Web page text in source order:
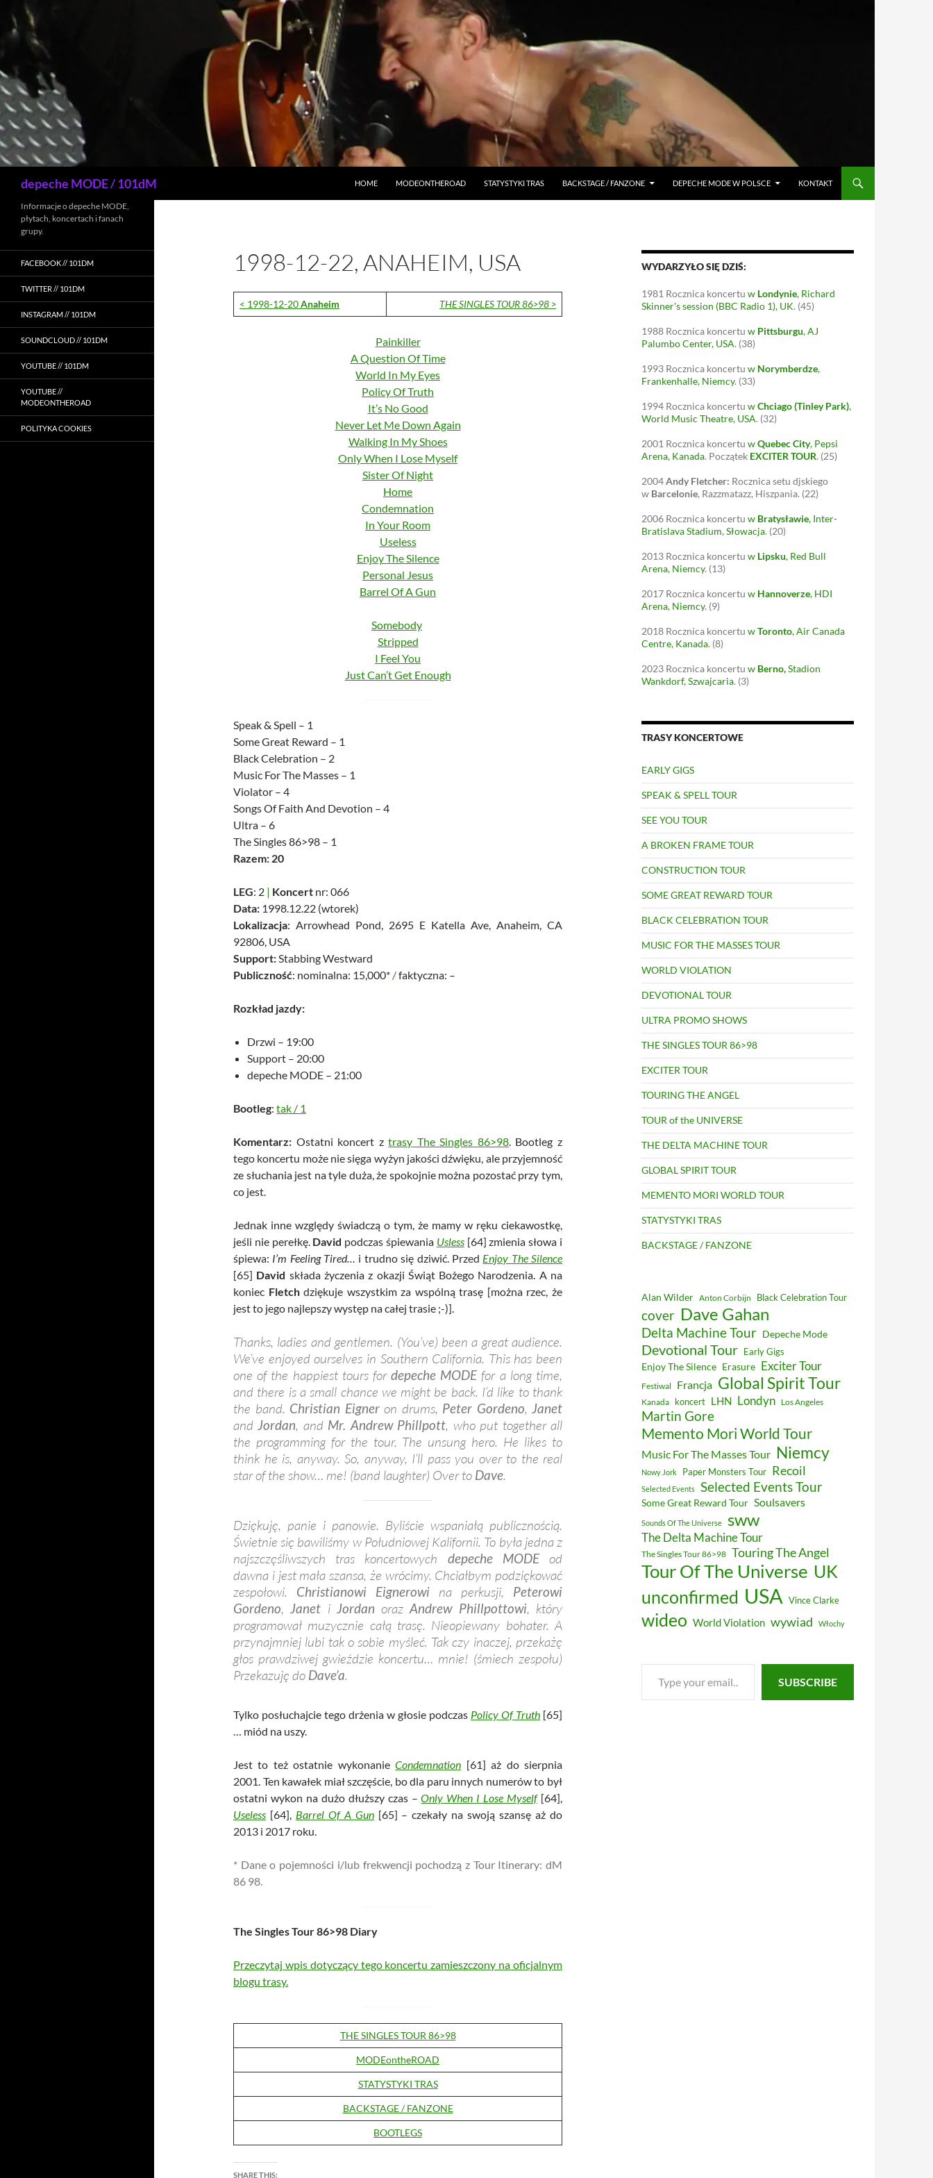
Przejdź
treści
depeche MODE / 101dM HOME MODEONTHEROAD STATYSTYKI TRAS BACKSTAGE / FANZONE DEPECHE MODE W POLSCE KONTAKT
1998-12-22, ANAHEIM, USA
< 1998-12-20Anaheim THE SINGLES TOUR 86>98 >
Painkiller
A Question Of Time
World In My Eyes
Policy Of Truth
It’s No Good
Never Let Me Down Again
Walking In My Shoes
Only When I Lose Myself
Sister Of Night
Home
Condemnation
In Your Room
Useless
Enjoy The Silence
Personal Jesus
Barrel Of A Gun
Somebody
Stripped
I Feel You
Just Can’t Get Enough
Speak & Spell – 1
Some Great Reward – 1
Black Celebration – 2
Music For The Masses – 1
Violator – 4
Songs Of Faith And Devotion – 4
Ultra – 6
The Singles 86>98 – 1
Razem: 20
LEG: 2 | Koncert nr: 066
Data: 1998.12.22 (wtorek)
Lokalizacja: Arrowhead Pond, 2695 E Katella Ave, Anaheim, CA
92806, USA
Support:Stabbing Westward
Publiczność: nominalna: 15,000* /faktyczna: –
Rozkład jazdy:
Drzwi – 19:00
Support – 20:00
depeche MODE – 21:00
Bootleg: tak / 1
Komentarz: Ostatni koncert ztrasy The Singles 86>98. Bootleg z
tego koncertu może nie sięga wyżyn jakości dźwięku, ale przyjemność
ze słuchania jest na tyle duża, że spokojnie można pozostać przy tym,
co jest.
Jednak inne względy świadczą o tym, że mamy w ręku ciekawostkę,
jeśli nie perełkę. David podczas śpiewania Usless[64] zmienia słowa i
śpiewa: I’m Feeling Tired… i trudno się dziwić. Przed Enjoy The Silence
[65] David składa życzenia z okazji Świąt Bożego Narodzenia. A na
koniec Fletchdziękuje wszystkim za wspólną trasę [można rzec, że
jest to jego najlepszy występ na całej trasie ;-)].
Thanks, ladies and gentlemen. (You’ve) been a great audience.
We’ve enjoyed ourselves in Southern California. This has been
one of the happiest tours fordepeche MODEfor a long time,
and there is a small chance we might be back. I’d like to thank
the band. Christian Eigneron drums, Peter Gordeno, Janet
andJordan, and Mr. Andrew Phillpott, who put together all
the programming for the tour. The unsung hero. He likes to
think he is, anyway. So, anyway, I’ll pass you over to the real
star of the show… me! (band laughter) Over to Dave.
Dziękuję, panie i panowie. Byliście wspaniałą publicznością.
Świetnie się bawiliśmy w Południowej Kalifornii. To była jedna z
najszczęśliwszych tras koncertowych depeche MODEod
dawna i jest mała szansa, że ​​wrócimy. Chciałbym podziękować
zespołowi. Christianowi Eignerowi na perkusji, Peterowi
Gordeno,Janet i Jordan orazAndrew Phillpottowi, który
programował muzycznie całą trasę. Nieopiewany bohater. A
przynajmniej lubi tak o sobie myśleć. Tak czy inaczej, przekażę
głos prawdziwej gwieździe koncertu… mnie! (śmiech zespołu)
Przekazuję do Dave’a.
Tylko posłuchajcie tego drżenia w głosie podczas Policy Of Truth [65]
… miód na uszy.
Jest to też ostatnie wykonanieCondemnation [61] aż do sierpnia
2001. Ten kawałek miał szczęście, bo dla paru innych numerów to był
ostatni wykon na dużo dłuższy czas –Only When I Lose Myself[64],
Useless [64], Barrel Of A Gun[65] – czekały na swoją szansę aż do
2013 i 2017 roku.
* Dane o pojemności i/lub frekwencji pochodzą z Tour Itinerary: dM
86 98.
The Singles Tour 86>98 Diary
Przeczytaj wpis dotyczący tego koncertu zamieszczony na oficjalnym
blogu trasy.
THE SINGLES TOUR 86>98
MODEontheROAD
STATYSTYKI TRAS
BACKSTAGE / FANZONE
BOOTLEGS
SHARE THIS:
WYDARZYŁO SIĘ DZIŚ:
1981 Rocznica koncertu w Londynie, Richard
Skinner's session (BBC Radio 1), UK. (45)
1988 Rocznica koncertu w Pittsburgu, AJ
Palumbo Center, USA. (38)
1993 Rocznica koncertu w Norymberdze,
Frankenhalle, Niemcy. (33)
1994 Rocznica koncertu wChciago (Tinley Park),
World Music Theatre, USA. (32)
2001 Rocznica koncertu wQuebec City, Pepsi
Arena, Kanada. Początek EXCITER TOUR. (25)
2004Andy Fletcher: Rocznica setu djskiego
w Barcelonie, Razzmatazz, Hiszpania. (22)
2006 Rocznica koncertu w Bratysławie, Inter-
Bratislava Stadium, Słowacja. (20)
2013 Rocznica koncertu w Lipsku, Red Bull
Arena, Niemcy. (13)
2017 Rocznica koncertu w Hannoverze, HDI
Arena, Niemcy. (9)
2018 Rocznica koncertu wToronto, Air Canada
Centre, Kanada. (8)
2023 Rocznica koncertu w Berno,Stadion
Wankdorf, Szwajcaria. (3)
TRASY KONCERTOWE
EARLY GIGS
SPEAK & SPELL TOUR
SEE YOU TOUR
A BROKEN FRAME TOUR
CONSTRUCTION TOUR
SOME GREAT REWARD TOUR
BLACK CELEBRATION TOUR
MUSIC FOR THE MASSES TOUR
WORLD VIOLATION
DEVOTIONAL TOUR
ULTRA PROMO SHOWS
THE SINGLES TOUR 86>98
EXCITER TOUR
TOURING THE ANGEL
TOUR of the UNIVERSE
THE DELTA MACHINE TOUR
GLOBAL SPIRIT TOUR
MEMENTO MORI WORLD TOUR
STATYSTYKI TRAS
BACKSTAGE / FANZONE
Alan Wilder Anton Corbijn Black Celebration Tour
cover Dave Gahan
Delta Machine Tour Depeche Mode
Devotional Tour Early Gigs
Enjoy The Silence Erasure Exciter Tour
Festiwal Francja Global Spirit Tour
Kanada koncert LHN Londyn Los Angeles
Martin Gore
Memento Mori World Tour
Music For The Masses Tour Niemcy
Nowy Jork Paper Monsters Tour Recoil
Selected Events Selected Events Tour
Some Great Reward Tour Soulsavers
Sounds Of The Universe sww
The Delta Machine Tour
The Singles Tour 86>98 Touring The Angel
Tour Of The Universe UK
unconfirmed USA Vince Clarke
wideo World Violation wywiad Włochy
your
SUBSCRIBE
Informacje o depeche MODE,
płytach, koncertach i fanach
grupy.
FACEBOOK // 101DM
TWITTER // 101DM
INSTAGRAM // 101DM
SOUNDCLOUD // 101DM
YOUTUBE // 101DM
YOUTUBE //
MODEONTHEROAD
POLITYKA COOKIES